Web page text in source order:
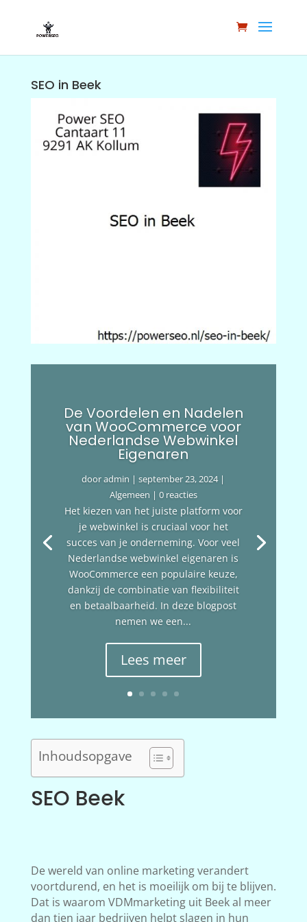
SEO in Beek
De Voordelen en Nadelen
van WooCommerce voor
Nederlandse Webwinkel
Eigenaren
dooradmin |september 23, 2024|
Algemeen | 0 reacties
Het kiezen van het juiste platform voor
je webwinkel is cruciaal voor het
succes van je onderneming. Voor veel
Nederlandse webwinkel eigenaren is
WooCommerce een populaire keuze,
dankzij de combinatie van flexibiliteit
en betaalbaarheid. In deze blogpost
nemen we een...
Lees meer
Inhoudsopgave
SEO Beek
De wereld van online marketing verandert
voortdurend, en het is moeilijk om bij te blijven.
Dat is waarom VDMmarketing uit Beek al meer
dan tien jaar bedrijven helpt slagen in hun